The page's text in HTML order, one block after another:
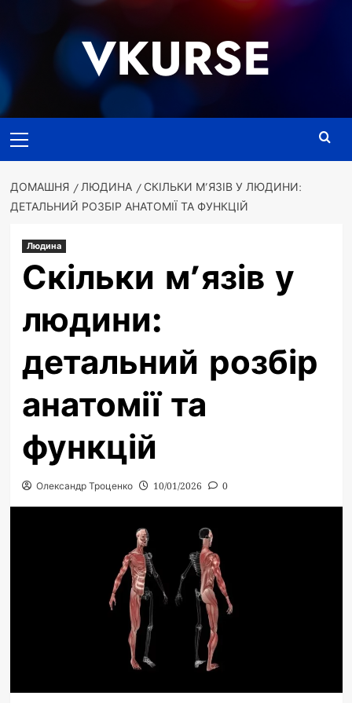
VKURSE
меню
ДОМАШНЯ ЛЮДИНА
СКІЛЬКИ М’ЯЗІВ У ЛЮДИНИ:
ДЕТАЛЬНИЙ РОЗБІР АНАТОМІЇ ТА ФУНКЦІЙ
Людина
Скільки м’язів у
людини:
детальний розбір
анатомії та
функцій
Олександр Троценко 10/01/2026 0